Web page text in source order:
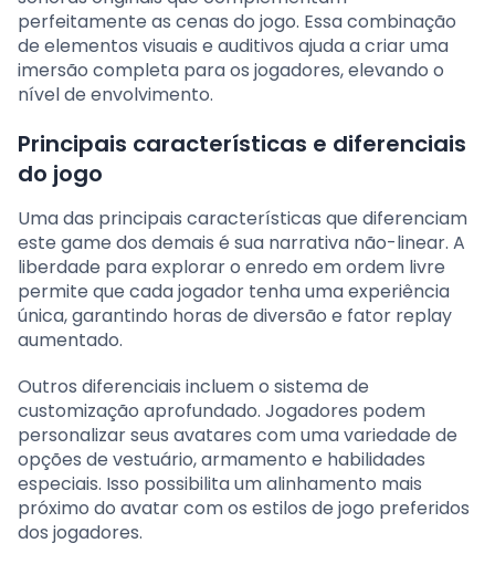
perfeitamente as cenas do jogo. Essa combinação
de elementos visuais e auditivos ajuda a criar uma
imersão completa para os jogadores, elevando o
nível de envolvimento.
Principais características e diferenciais
do jogo
Uma das principais características que diferenciam
este game dos demais é sua narrativa não-linear. A
liberdade para explorar o enredo em ordem livre
permite que cada jogador tenha uma experiência
única, garantindo horas de diversão e fator replay
aumentado.
Outros diferenciais incluem o sistema de
customização aprofundado. Jogadores podem
personalizar seus avatares com uma variedade de
opções de vestuário, armamento e habilidades
especiais. Isso possibilita um alinhamento mais
próximo do avatar com os estilos de jogo preferidos
dos jogadores.